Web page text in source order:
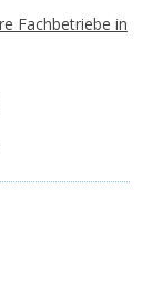
Fachbetriebe in